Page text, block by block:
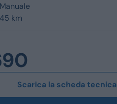
km
Scarica la scheda tecnica